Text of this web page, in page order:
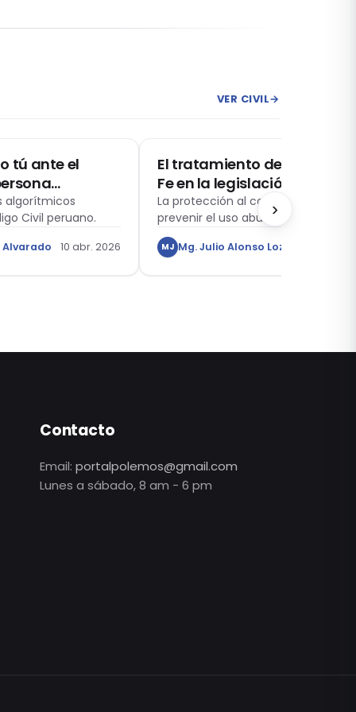
VER CIVIL→
tú ante el
límites del
algorítmicos
Civil peruano.
Alvarado 10 abr. 2026
El tratamiento del
Fe en la legislación de
Consumidor Peruana
La protección al consumidor
prevenir el uso abusivo de
fundamento contra los
MJ Mg. Julio Alonso Lozano
›
Contacto
Email:portalpolemos@gmail.com
Lunes a sábado, 8 am - 6 pm